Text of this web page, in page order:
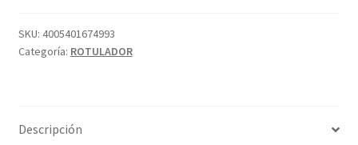
NEGRO
FC
SKU: 4005401674993
Categoría: ROTULADOR
Descripción